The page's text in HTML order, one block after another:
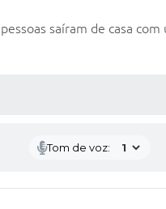
saíram de casa com
Tom de voz: